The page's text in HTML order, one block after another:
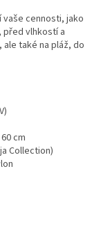
cennosti, jako
vlhkostí a
ale také na pláž, do
cm
Collection)